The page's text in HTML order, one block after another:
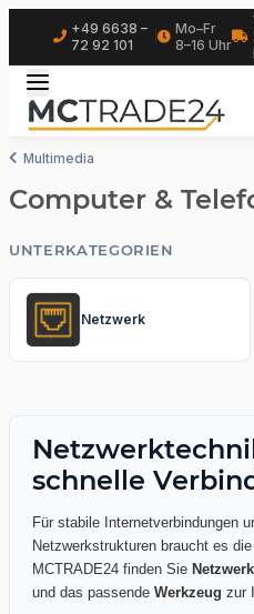
+49 6638 –
72 92 101
Mo–Fr
8–16 Uhr
Multimedia
Computer &
UNTERKATEGORIEN
Netzwerk
schnelle
Für stabile Internetverbindungen
Netzwerkstrukturen braucht es
MCTRADE24 finden Sie
und das passende Werkzeug zur